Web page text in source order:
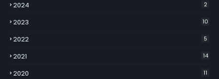
2024 2
2023 10
2022 5
2021 14
2020 11